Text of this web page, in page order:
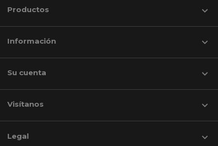
Productos 
Información 
Su cuenta 
Visítanos keyboard_arrow_down
Legal 